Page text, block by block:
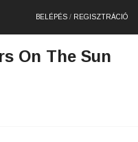
BELÉPÉS / REGISZTRÁCIÓ
On The Sun